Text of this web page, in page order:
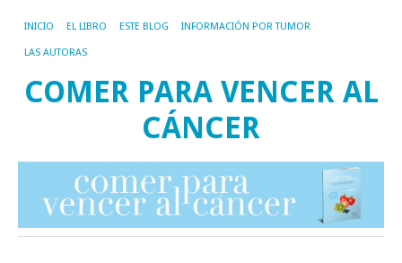
INICIO EL LIBRO ESTE BLOG INFORMACIÓN POR TUMOR
LAS AUTORAS
COMER PARA VENCER AL
CÁNCER